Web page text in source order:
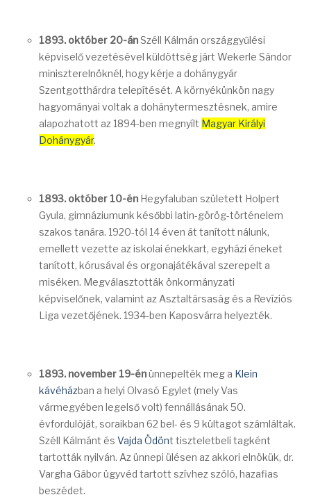
1893. október 20-ánSzéll Kálmán országgyűlési
képviselő vezetésével küldöttség járt Wekerle Sándor
miniszterelnöknél, hogy kérje a dohánygyár
Szentgotthárdra telepítését. A környékünkön nagy
hagyományai voltak a dohánytermesztésnek, amire
alapozhatott az 1894-ben megnyílt Magyar Királyi
Dohánygyár.
1893. október 10-én Hegyfaluban született Holpert
Gyula, gimnáziumunk későbbi latin-görög-történelem
szakos tanára. 1920-tól 14 éven át tanított nálunk,
emellett vezette az iskolai énekkart, egyházi éneket
tanított, kórusával és orgonajátékával szerepelt a
miséken. Megválasztották önkormányzati
képviselőnek, valamint az Asztaltársaság és a Revíziós
Liga vezetőjének. 1934-ben Kaposvárra helyezték.
1893. november 19-énünnepelték meg a Klein
kávéházban a helyi Olvasó Egylet (mely Vas
vármegyében legelső volt) fennállásának 50.
évfordulóját, soraikban 62 bel- és 9 kültagot számláltak.
Széll Kálmánt és Vajda Ödönt tiszteletbeli tagként
tartották nyilván. Az ünnepi ülésen az akkori elnökük, dr.
Vargha Gábor ügyvéd tartott szívhez szóló, hazafias
beszédet.